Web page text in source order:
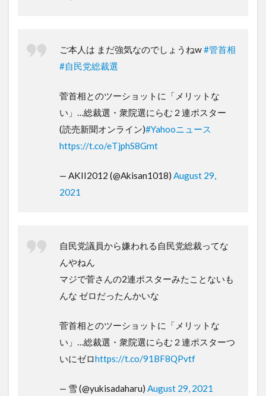
ご本人は まだ強気なのでしょうねw#管首相
#自民党総裁選
菅首相とのツーショットに「メリットな
い」…総裁選・衆院選にらむ２連ポスター
(読売新聞オンライン)#Yahooニュース
https://t.co/eTjphS8Gmt
— AKII2012 (@Akisan1018) August 29,
2021
自民党議員から嫌われる自民党総裁ってな
んやねん
マジで菅さんの2連ポスターみたことないも
んな ゼロだったんかいな
菅首相とのツーショットに「メリットな
い」…総裁選・衆院選にらむ２連ポスターつ
いにゼロhttps://t.co/91BF8QPvtf
— 雪 (@yukisadaharu) August 29, 2021